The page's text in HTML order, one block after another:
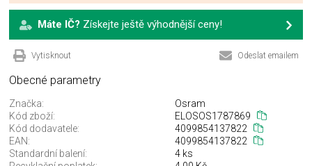
Máte IČ? Získejte ještě výhodnější ceny!
Vytisknout Odeslat emailem
Obecné parametry
Značka:
Osram
Kód zboží:
ELOSOS1787869
Kód dodavatele:
4099854137822
EAN:
4099854137822
Standardní balení:
4 ks